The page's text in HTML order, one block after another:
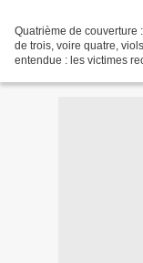
Quatrième de couverture
de trois, voire quatre,
entendue : les victimes